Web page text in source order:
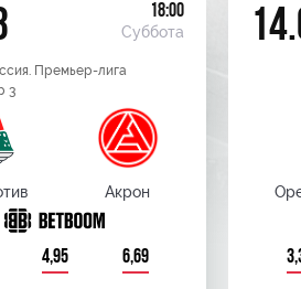
18:00
Суббота
Премьер-лига
3
Акрон
4,95 6,69